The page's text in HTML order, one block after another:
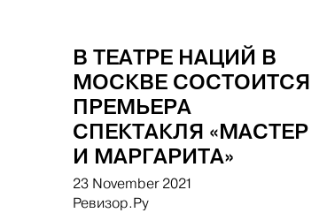
В ТЕАТРЕ НАЦИЙ В
МОСКВЕ СОСТОИТСЯ
ПРЕМЬЕРА
СПЕКТАКЛЯ «МАСТЕР
И МАРГАРИТА»
23 November 2021
Ревизор.Ру